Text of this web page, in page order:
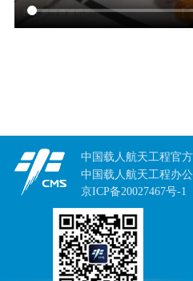
中国载人航天工程官
中国载人航天工程办
京ICP备20027467号-1